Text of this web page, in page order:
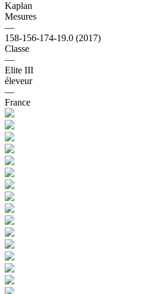
Kaplan
Mesures
—
158-156-174-19.0 (2017)
Classe
—
Elite III
éleveur
—
France